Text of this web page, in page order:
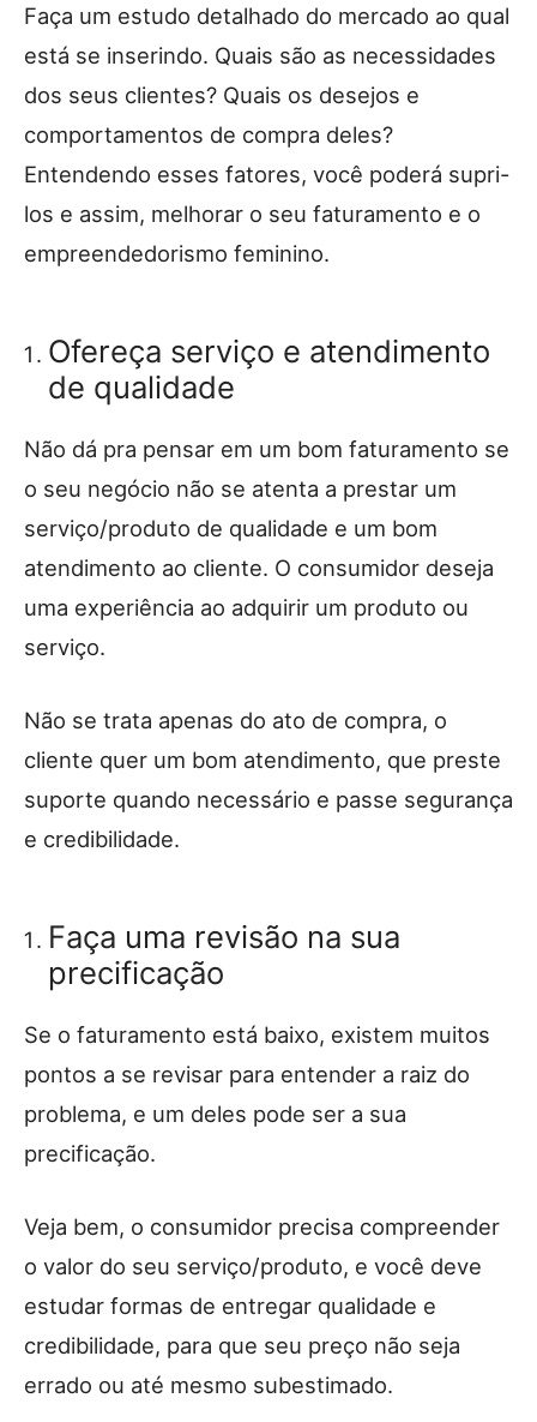
Faça um estudo detalhado do mercado ao qual
está se inserindo. Quais são as necessidades
dos seus clientes? Quais os desejos e
comportamentos de compra deles?
Entendendo esses fatores, você poderá supri-
los e assim, melhorar o seu faturamento e o
empreendedorismo feminino.
Ofereça serviço e atendimento
de qualidade
Não dá pra pensar em um bom faturamento se
o seu negócio não se atenta a prestar um
serviço/produto de qualidade e um bom
atendimento ao cliente. O consumidor deseja
uma experiência ao adquirir um produto ou
serviço.
Não se trata apenas do ato de compra, o
cliente quer um bom atendimento, que preste
suporte quando necessário e passe segurança
e credibilidade.
Faça uma revisão na sua
precificação
Se o faturamento está baixo, existem muitos
pontos a se revisar para entender a raiz do
problema, e um deles pode ser a sua
precificação.
Veja bem, o consumidor precisa compreender
o valor do seu serviço/produto, e você deve
estudar formas de entregar qualidade e
credibilidade, para que seu preço não seja
errado ou até mesmo subestimado.